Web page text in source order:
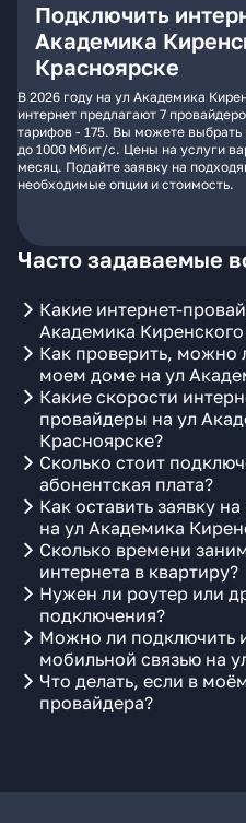
Подключить
Академика
Красноярске
В 2026 году на ул Академика
интернет предлагают 7
тарифов - 175. Вы можете выбрать
до 1000 Мбит/с. Цены на услуги
месяц. Подайте заявку на
необходимые опции и стоимость.
Часто задаваемые
Какие интернет-
Академика
Как проверить, можно
моем доме на ул
Какие скорости
провайдеры на ул
Красноярске?
Сколько стоит
абонентская плата?
Как оставить заявку
на ул Академика
Сколько времени
интернета в квартиру?
Нужен ли роутер или
подключения?
Можно ли подключить
мобильной связью на
Что делать, если в
провайдера?